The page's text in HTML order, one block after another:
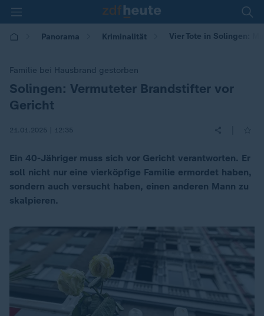
Panorama Kriminalität Vier Tote in Solingen:
Familie bei Hausbrand gestorben
:
Solingen: Vermuteter Brandstifter vor
Gericht
21.01.2025 | 12:35
Ein 40-Jähriger muss sich vor Gericht verantworten. Er
soll nicht nur eine vierköpfige Familie ermordet haben,
sondern auch versucht haben, einen anderen Mann zu
skalpieren.